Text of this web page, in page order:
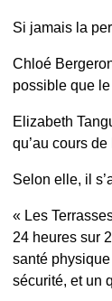
Si jamais la
Chloé
possible que
Elizabeth
qu’au cours
Selon elle, il
« Les
24 heures sur
santé
sécurité, et un